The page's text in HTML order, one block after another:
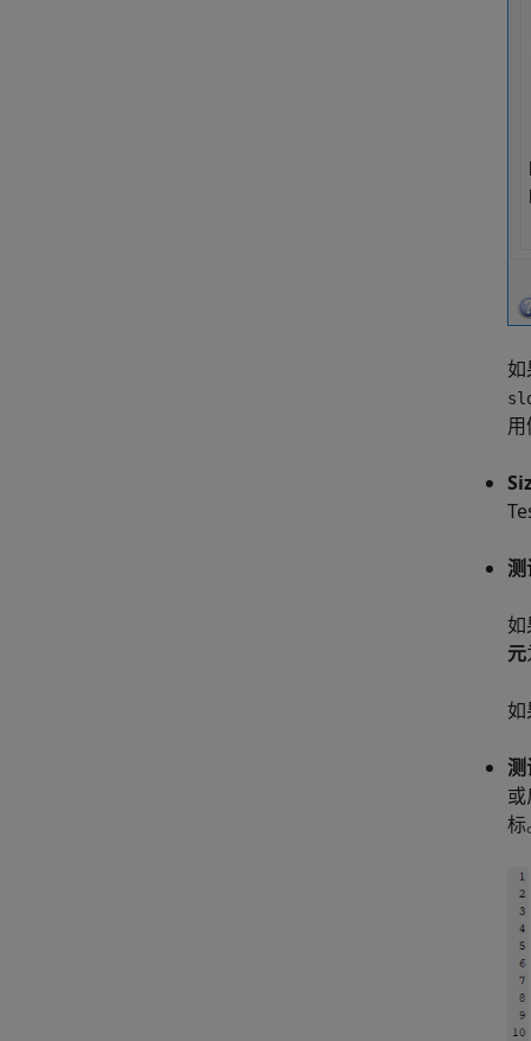
如
测
如
元
如
测
标